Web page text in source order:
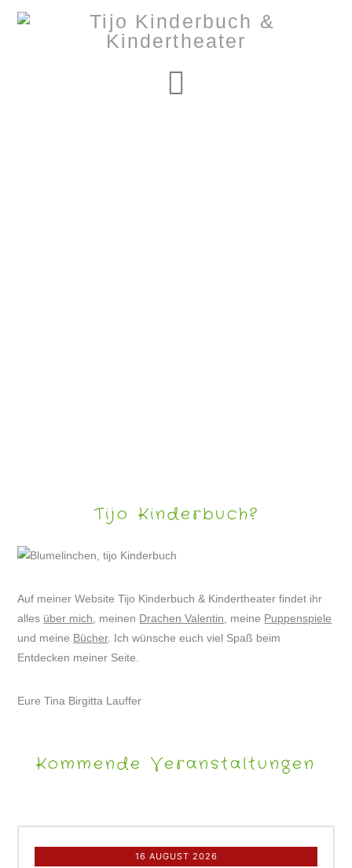
Tijo Kinderbuch?
Auf meiner Website Tijo Kinderbuch & Kindertheater findet ihr
alles über mich , meinen Drachen Valentin , meine Puppenspiele
und meine Bücher. Ich wünsche euch viel Spaß beim
Entdecken meiner Seite.
Eure Tina Birgitta Lauffer
Kommende Veranstaltungen
16 AUGUST 2026